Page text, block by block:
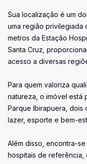
Sua localização é um
uma região privilegiada
metros da Estação
Santa Cruz,
acesso a diversas
Para quem valoriza
natureza, o imóvel está
Parque Ibirapuera, dois
lazer, esporte e bem-
Além disso, encontra-se
hospitais de referência,